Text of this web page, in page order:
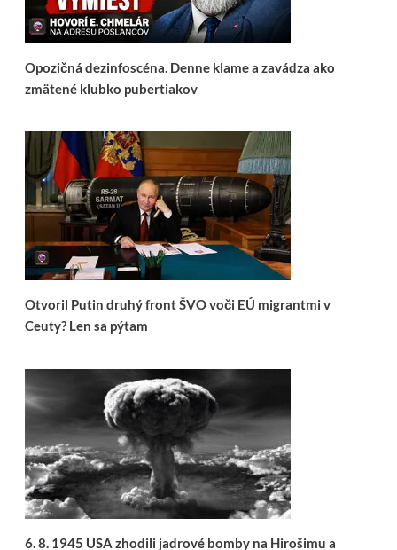
Opozičná dezinfoscéna. Denne klame a zavádza ako
zmätené klubko pubertiakov
Otvoril Putin druhý front ŠVO voči EÚ migrantmi v
Ceuty? Len sa pýtam
6. 8. 1945 USA zhodili jadrové bomby na Hirošimu a